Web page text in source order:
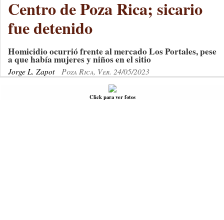
Centro de Poza Rica; sicario
fue detenido
Homicidio ocurrió frente al mercado Los Portales, pese
a que había mujeres y niños en el sitio
Jorge L. Zapot Poza Rica, Ver. 24/05/2023
Click para ver fotos